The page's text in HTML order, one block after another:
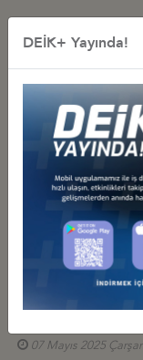
İş Konseyi ile
DEİK/TÜRKİYE-ÇİN
TEDARİK ZİNCİRİ
ZİYARETİ
21 Mayıs 2026
DİJİTAL
ZİYARETİ VE
05 Eylül 2025 Cuma
07 Mayıs 2025
DEİK+ Yayında!